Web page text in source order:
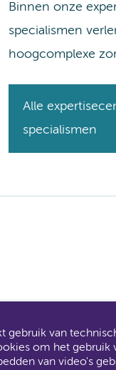
Binnen onze
specialismen
hoogcomplexe
Alle
specialismen
zijn al een tijdje
merken aan de
gebruik van
om het gebruik
van video's